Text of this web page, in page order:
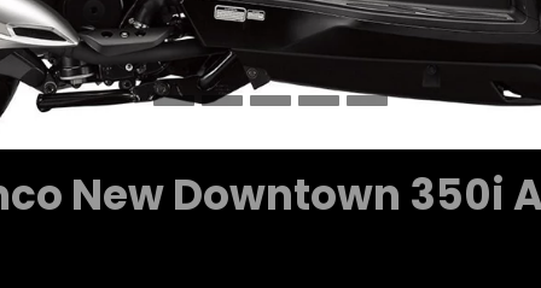
New Downtown 350i